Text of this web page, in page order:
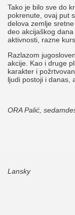
Tako je bilo sve do
pokrenute, ovaj put
delova zemlje
deo akcijaškog
aktivnosti, razne
Razlazom
akcije. Kao i druge
karakter i
ljudi postoji i danas,
ORA Palić,
Lansky